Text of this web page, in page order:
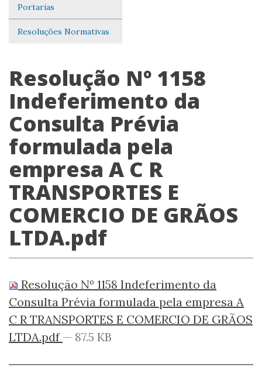
Portarias
Resoluções Normativas
Resolução Nº 1158
Indeferimento da
Consulta Prévia
formulada pela
empresa A C R
TRANSPORTES E
COMERCIO DE GRÃOS
LTDA.pdf
Resolução Nº 1158 Indeferimento da
Consulta Prévia formulada pela empresa A
C R TRANSPORTES E COMERCIO DE GRÃOS
LTDA.pdf — 87.5 KB